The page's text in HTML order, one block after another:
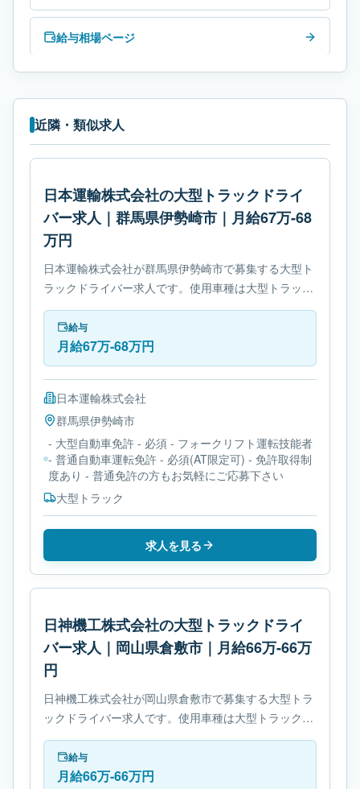
給与相場ページ
近隣・類似求人
日本運輸株式会社の大型トラックドライ
バー求人｜群馬県伊勢崎市｜月給67万-68
万円
日本運輸株式会社が群馬県伊勢崎市で募集する大型ト
ラックドライバー求人です。使用車種は大型トラック
です。勤務時間は- 変形労働時間制です。必要免許は-
大型自動車免許です。
給与
月給67万-68万円
日本運輸株式会社
群馬県伊勢崎市
- 大型自動車免許 - 必須 - フォークリフト運転技能者
- 普通自動車運転免許 - 必須(AT限定可) - 免許取得制
度あり - 普通免許の方もお気軽にご応募下さい
大型トラック
求人を見る
日神機工株式会社の大型トラックドライ
バー求人｜岡山県倉敷市｜月給66万-66万
円
日神機工株式会社が岡山県倉敷市で募集する大型トラ
ックドライバー求人です。使用車種は大型トラックで
す。勤務時間は- 休憩時間: 60分です。必要免許は- 中
型自動車免許です。
給与
月給66万-66万円